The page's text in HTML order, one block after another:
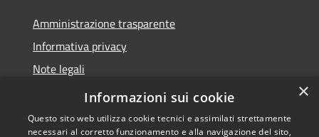
Amministrazione trasparente
Informativa privacy
Note legali
Dichiarazione di accessibilità
×
Informazioni sui cookie
Questo sito web utilizza cookie tecnici e assimilati strettamente
necessari al corretto funzionamento e alla navigazione del sito,